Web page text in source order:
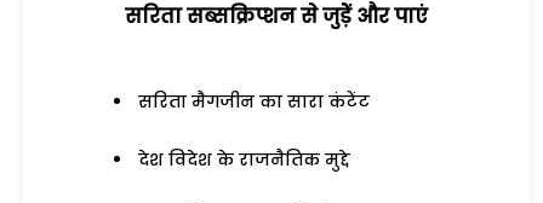
सरिता सब्सक्रिप्शन से जुड़ेें और पाएं
सरिता मैगजीन का सारा कंटेंट
देश विदेश के राजनैतिक मुद्दे